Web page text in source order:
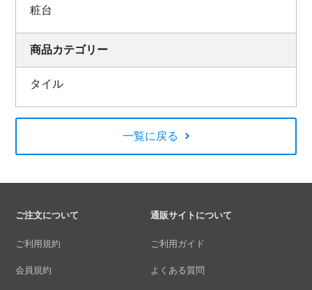
粧台
商品カテゴリー
タイル
一覧に戻る
ご注文について
ご利用規約
会員規約
通販サイトについて
ご利用ガイド
よくある質問